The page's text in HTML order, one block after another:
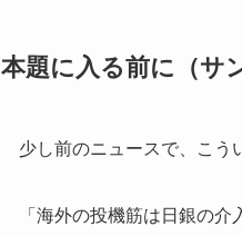
本題に入る前に（サ
少し前のニュースで、こう
「海外の投機筋は日銀の